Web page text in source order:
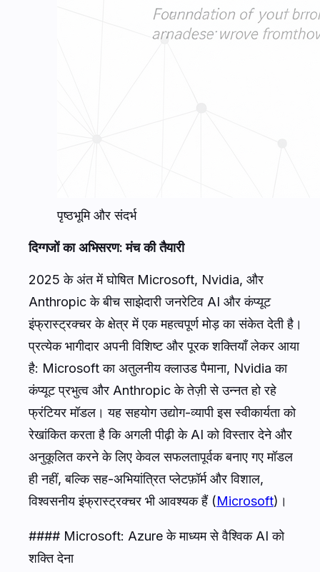
पृष्ठभूमि और संदर्भ
दिग्गजों का अभिसरण: मंच की तैयारी
2025 के अंत में घोषित Microsoft, Nvidia, और
Anthropic के बीच साझेदारी जनरेटिव AI और कंप्यूट
इंफ्रास्ट्रक्चर के क्षेत्र में एक महत्वपूर्ण मोड़ का संकेत देती है।
प्रत्येक भागीदार अपनी विशिष्ट और पूरक शक्तियाँ लेकर आया
है: Microsoft का अतुलनीय क्लाउड पैमाना, Nvidia का
कंप्यूट प्रभुत्व और Anthropic के तेज़ी से उन्नत हो रहे
फ्रंटियर मॉडल। यह सहयोग उद्योग-व्यापी इस स्वीकार्यता को
रेखांकित करता है कि अगली पीढ़ी के AI को विस्तार देने और
अनुकूलित करने के लिए केवल सफलतापूर्वक बनाए गए मॉडल
ही नहीं, बल्कि सह-अभियांत्रित प्लेटफ़ॉर्म और विशाल,
विश्वसनीय इंफ्रास्ट्रक्चर भी आवश्यक हैं (Microsoft)।
#### Microsoft: Azure के माध्यम से वैश्विक AI को
शक्ति देना